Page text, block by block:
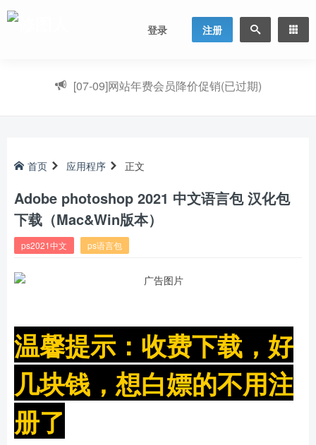
登录 注册
[07-09]网站年费会员降价促销(已过期)
首页 应用程序 正文
Adobe photoshop 2021 中文语言包 汉化包
下载（Mac&Win版本）
ps2021中文 ps语言包
温馨提示：收费下载，好
几块钱，想白嫖的不用注
册了